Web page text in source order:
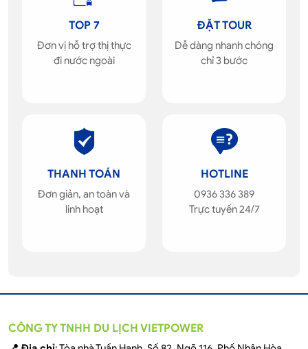
TOP 7
Đơn vị hỗ trợ thị thực
đi nước ngoài
ĐẶT TOUR
Dễ dàng nhanh chóng
chỉ 3 bước
THANH TOÁN
Đơn giản, an toàn và
linh hoạt
HOTLINE
0936 336 389
Trực tuyến 24/7
CÔNG TY TNHH DU LỊCH VIETPOWER